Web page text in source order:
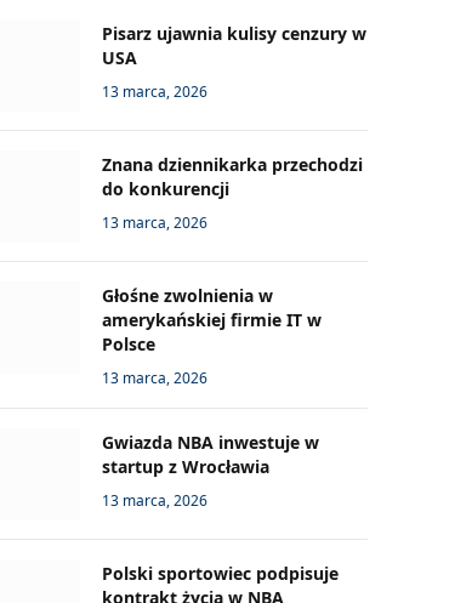
Pisarz ujawnia kulisy cenzury w
USA
13 marca, 2026
Znana dziennikarka przechodzi
do konkurencji
13 marca, 2026
Głośne zwolnienia w
amerykańskiej firmie IT w
Polsce
13 marca, 2026
Gwiazda NBA inwestuje w
startup z Wrocławia
13 marca, 2026
Polski sportowiec podpisuje
kontrakt życia w NBA